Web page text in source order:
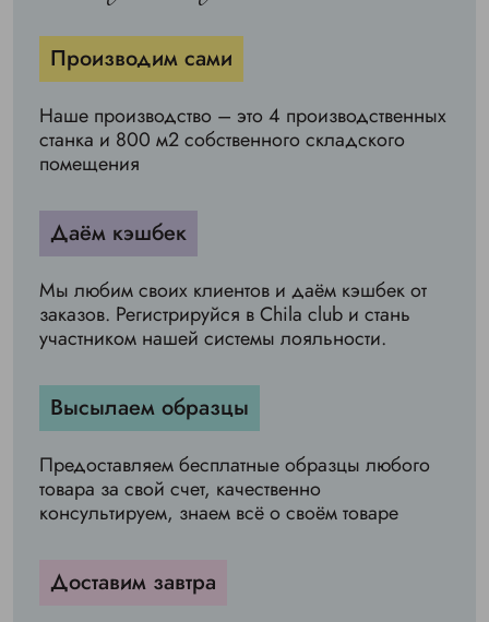
Производим сами
Наше производство – это 4 производственных
станка и 800 м2 собственного складского
помещения
Даём кэшбек
Мы любим своих клиентов и даём кэшбек от
заказов. Регистрируйся в Chila club и стань
участником нашей системы лояльности.
Высылаем образцы
Предоставляем бесплатные образцы любого
товара за свой счет, качественно
консультируем, знаем всё о своём товаре
Доставим завтра